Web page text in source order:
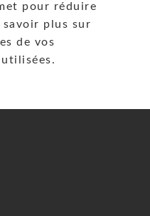
pour réduire
savoir plus sur
de vos
.